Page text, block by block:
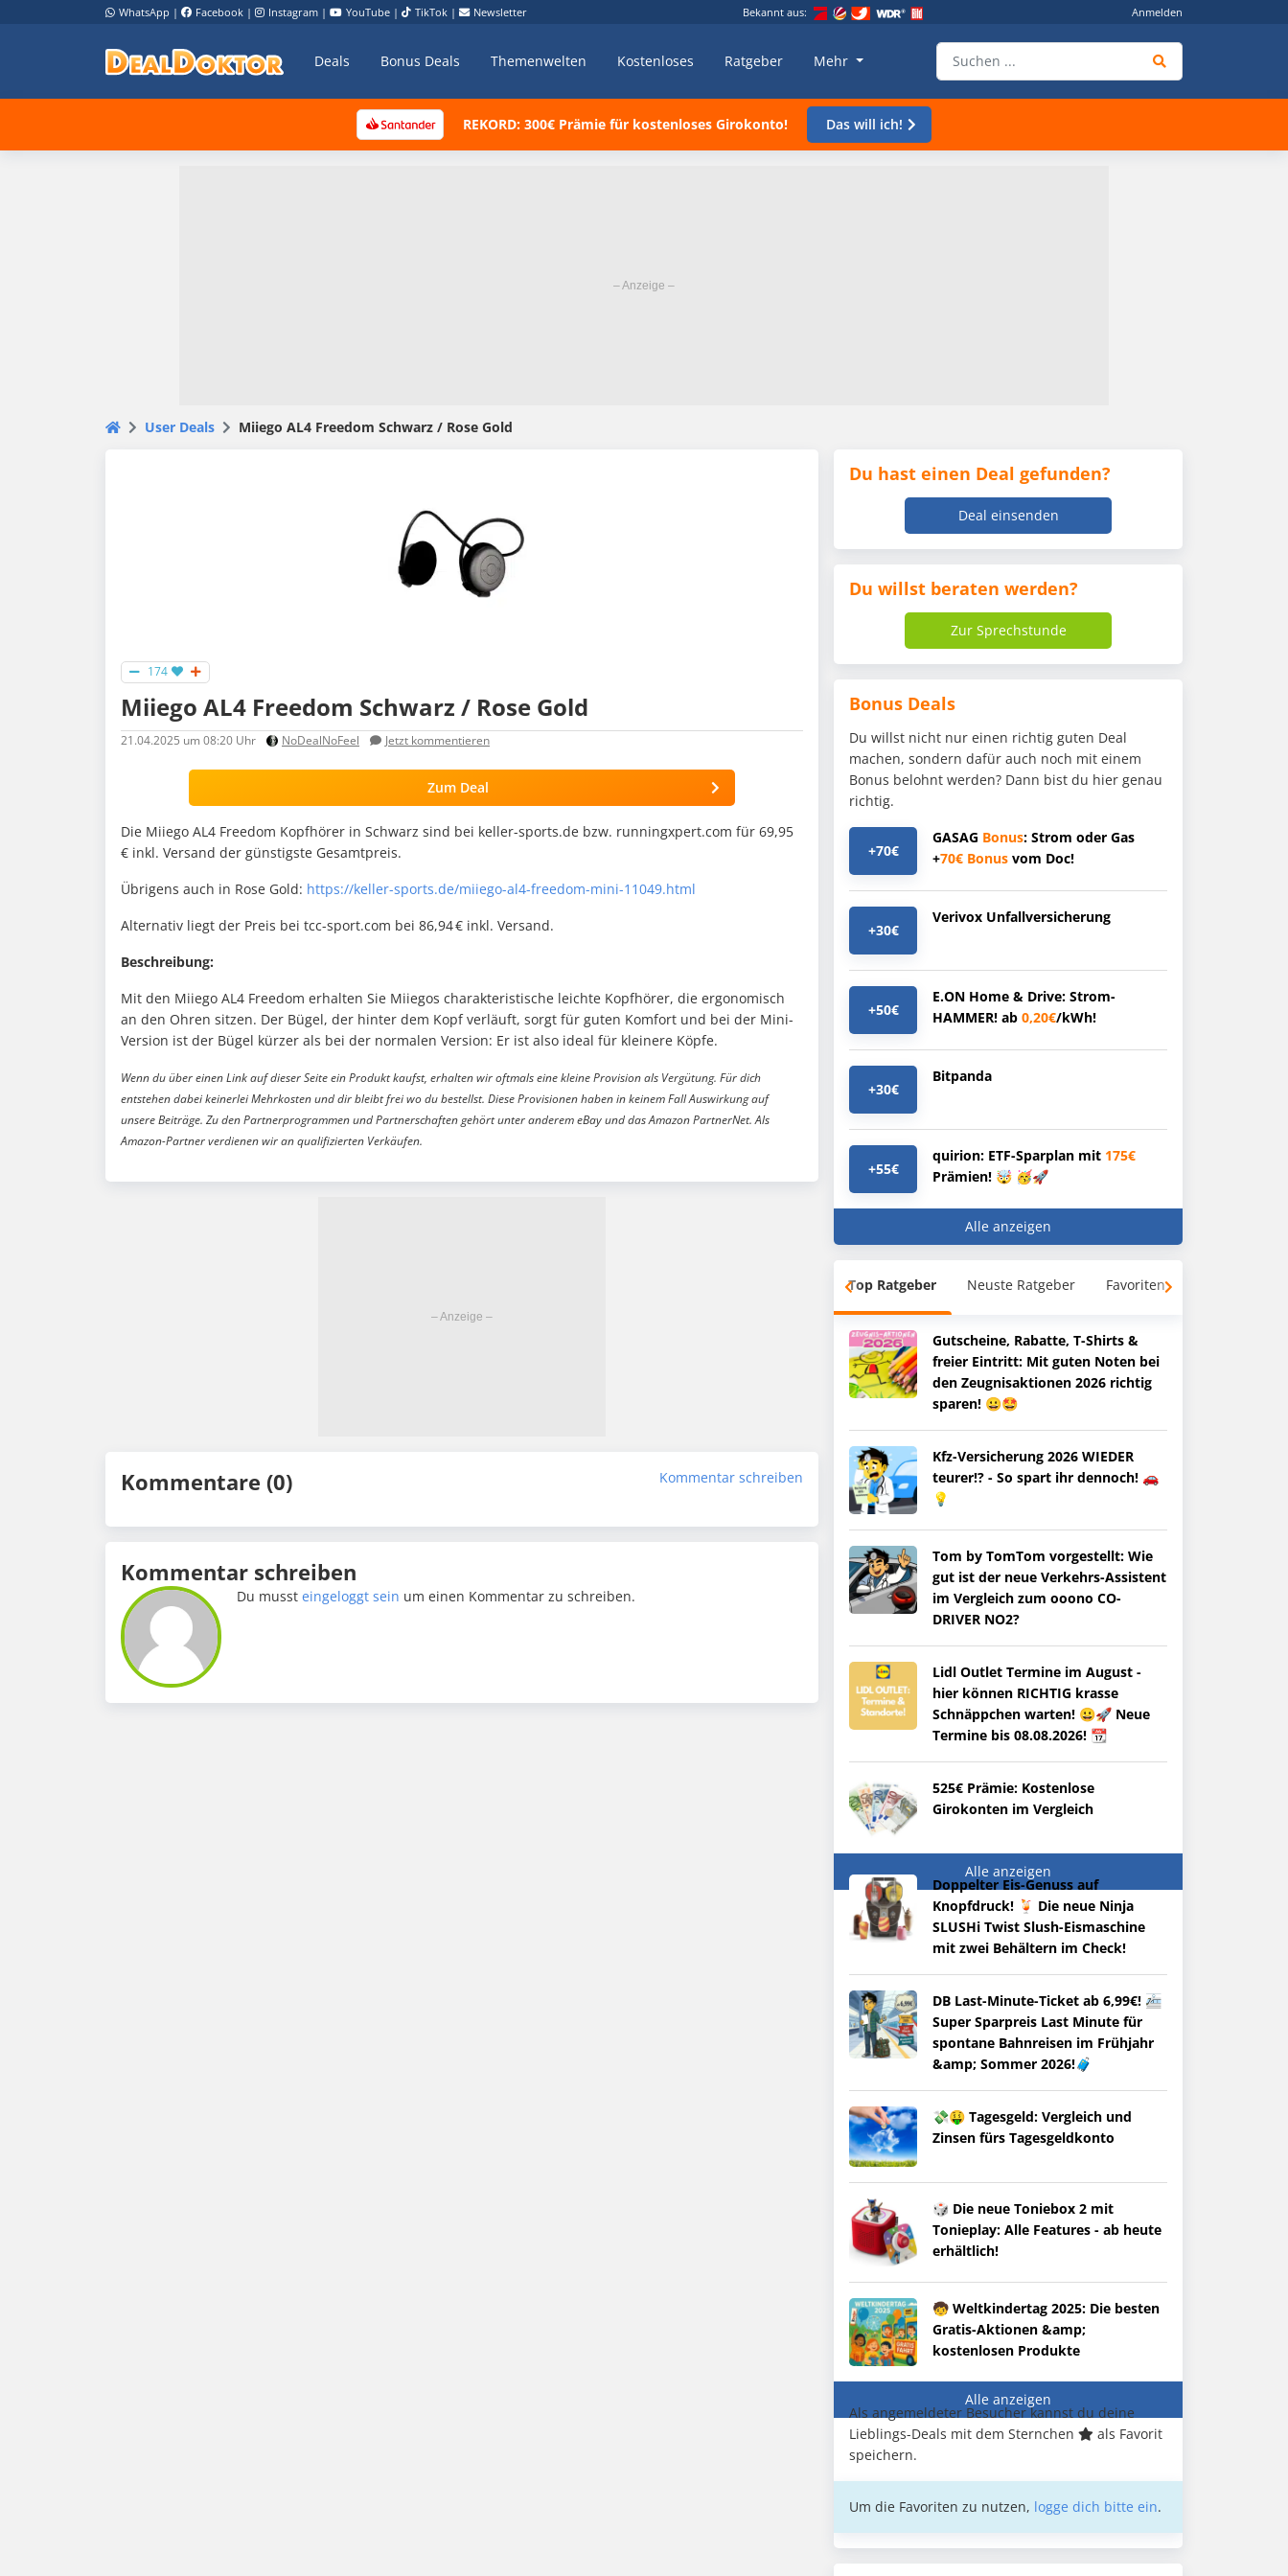
WhatsApp | Facebook | Instagram | YouTube | TikTok | Newsletter Bekannt aus: Anmelden
Deals Bonus Deals Themenwelten Kostenloses Ratgeber Mehr
REKORD: 300€ Prämie für kostenloses Girokonto! Das will ich!
User Deals Miiego AL4 Freedom Schwarz / Rose Gold
174
Miiego AL4 Freedom Schwarz / Rose Gold
21.04.2025 um 08:20 Uhr NoDealNoFeel Jetzt kommentieren
Zum Deal
Die Miiego AL4 Freedom Kopfhörer in Schwarz sind bei keller-sports.de bzw. runningxpert.com für 69,95
€ inkl. Versand der günstigste Gesamtpreis.
Übrigens auch in Rose Gold: https://keller-sports.de/miiego-al4-freedom-mini-11049.html
Alternativ liegt der Preis bei tcc-sport.com bei 86,94 € inkl. Versand.
Beschreibung:
Mit den Miiego AL4 Freedom erhalten Sie Miiegos charakteristische leichte Kopfhörer, die ergonomisch
an den Ohren sitzen. Der Bügel, der hinter dem Kopf verläuft, sorgt für guten Komfort und bei der Mini-
Version ist der Bügel kürzer als bei der normalen Version: Er ist also ideal für kleinere Köpfe.
Wenn du über einen Link auf dieser Seite ein Produkt kaufst, erhalten wir oftmals eine kleine Provision als Vergütung. Für dich
entstehen dabei keinerlei Mehrkosten und dir bleibt frei wo du bestellst. Diese Provisionen haben in keinem Fall Auswirkung auf
unsere Beiträge. Zu den Partnerprogrammen und Partnerschaften gehört unter anderem eBay und das Amazon PartnerNet. Als
Amazon-Partner verdienen wir an qualifizierten Verkäufen.
Kommentare (0) Kommentar schreiben
Kommentar schreiben
Du mussteingeloggt sein um einen Kommentar zu schreiben.
Du hast einen Deal gefunden?
Deal einsenden
Du willst beraten werden?
Zur Sprechstunde
Bonus Deals
Du willst nicht nur einen richtig guten Deal
machen, sondern dafür auch noch mit einem
Bonus belohnt werden? Dann bist du hier genau
richtig.
+70€
GASAG Bonus: Strom oder Gas
+70€ Bonus vom Doc!
+30€
Verivox Unfallversicherung
+50€
E.ON Home & Drive: Strom-
HAMMER! ab 0,20€/kWh!
+30€
Bitpanda
+55€
quirion: ETF-Sparplan mit 175€
Prämien! 🤯 🥳🚀
Alle anzeigen
Top Ratgeber Neuste Ratgeber Favoriten
Gutscheine, Rabatte, T-Shirts &
freier Eintritt: Mit guten Noten bei
den Zeugnisaktionen 2026 richtig
sparen! 😀🤩
Kfz-Versicherung 2026 WIEDER
teurer!? - So spart ihr dennoch! 🚗
💡
Tom by TomTom vorgestellt: Wie
gut ist der neue Verkehrs-Assistent
im Vergleich zum ooono CO-
DRIVER NO2?
Lidl Outlet Termine im August -
hier können RICHTIG krasse
Schnäppchen warten! 😀🚀 Neue
Termine bis 08.08.2026! 📆
525€ Prämie: Kostenlose
Girokonten im Vergleich
Alle anzeigen
Doppelter Eis-Genuss auf
Knopfdruck! 🍹 Die neue Ninja
SLUSHi Twist Slush-Eismaschine
mit zwei Behältern im Check!
DB Last-Minute-Ticket ab 6,99€! 🚈
Super Sparpreis Last Minute für
spontane Bahnreisen im Frühjahr
&amp; Sommer 2026!🧳
💸🤑 Tagesgeld: Vergleich und
Zinsen fürs Tagesgeldkonto
🎲 Die neue Toniebox 2 mit
Tonieplay: Alle Features - ab heute
erhältlich!
🧒 Weltkindertag 2025: Die besten
Gratis-Aktionen &amp;
kostenlosen Produkte
Alle anzeigen
Als angemeldeter Besucher kannst du deine
Lieblings-Deals mit dem Sternchen
als Favorit
speichern.
Um die Favoriten zu nutzen, logge dich bitte ein.